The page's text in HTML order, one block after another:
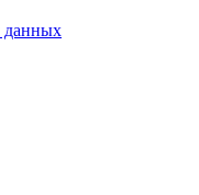
данных